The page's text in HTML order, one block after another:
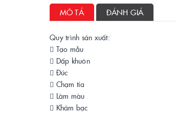
MÔ TẢ ĐÁNH GIÁ
Quy trình sản xuất:
 Tạo mẫu
 Dấp khuôn
 Đúc
 Chạm tỉa
 Làm màu
 Khảm bạc